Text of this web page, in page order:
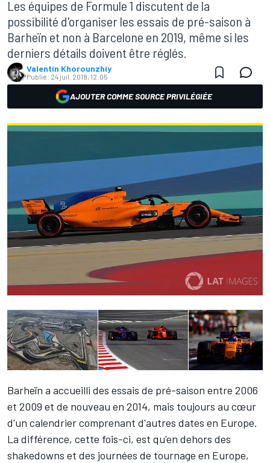
Les équipes de Formule 1 discutent de la
possibilité d'organiser les essais de pré-saison à
Barheïn et non à Barcelone en 2019, même si les
derniers détails doivent être réglés.
Valentin Khorounzhiy
Publié: 24 juil. 2018, 12:05
AJOUTER COMME SOURCE PRIVILÉGIÉE
Barheïn a accueilli des essais de pré-saison entre 2006
et 2009 et de nouveau en 2014, mais toujours au cœur
d'un calendrier comprenant d'autres dates en Europe.
La différence, cette fois-ci, est qu'en dehors des
shakedowns et des journées de tournage en Europe,